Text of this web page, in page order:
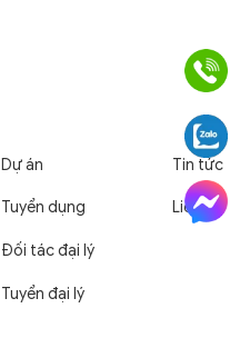
Dự án
Tuyển dụng
Đối tác đại lý
Tuyển đại lý
Tin tức
Liên hệ